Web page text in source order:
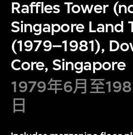
Raffles Tower
Singapore Land
(1979–1981),
Core, Singapore
1979年6月至
日